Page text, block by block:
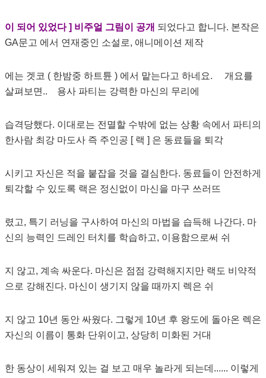
이 되어 있었다 ] 비주얼 그림이 공개 되었다고 합니다. 본작은
GA문고 에서 연재중인 소설로, 애니메이션 제작
에는 겟코 ( 한밤중 하트튠 ) 에서 맡는다고 하네요. 개요를
살펴보면.. 용사 파티는 강력한 마신의 무리에
습격당했다. 이대로는 전멸할 수밖에 없는 상황 속에서 파티의
한사람 최강 마도사 즉 주인공 [ 랙 ] 은 동료들을 퇴각
시키고 자신은 적을 붙잡을 것을 결심한다. 동료들이 안전하게
퇴각할 수 있도록 랙은 정신없이 마신을 마구 쓰러뜨
렸고, 특기 러닝을 구사하여 마신의 마법을 습득해 나간다. 마
신의 능력인 드레인 터치를 학습하고, 이용함으로써 쉬
지 않고, 계속 싸운다. 마신은 점점 강력해지지만 랙도 비약적
으로 강해진다. 마신이 생기지 않을 때까지 렉은 쉬
지 않고 10년 동안 싸웠다. 그렇게 10년 후 왕도에 돌아온 렉은
자신의 이름이 통화 단위이고, 상당히 미화된 거대
한 동상이 세워져 있는 걸 보고 매우 놀라게 되는데...... 이렇게